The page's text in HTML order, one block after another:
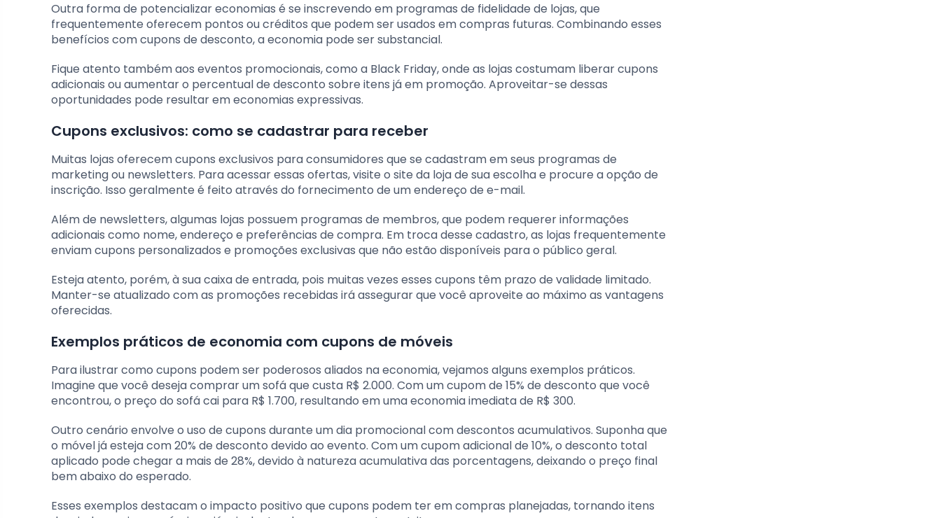
Outra forma de potencializar economias é se inscrevendo em programas de fidelidade de lojas, que
frequentemente oferecem pontos ou créditos que podem ser usados em compras futuras. Combinando esses
benefícios com cupons de desconto, a economia pode ser substancial.
Fique atento também aos eventos promocionais, como a Black Friday, onde as lojas costumam liberar cupons
adicionais ou aumentar o percentual de desconto sobre itens já em promoção. Aproveitar-se dessas
oportunidades pode resultar em economias expressivas.
Cupons exclusivos: como se cadastrar para receber
Muitas lojas oferecem cupons exclusivos para consumidores que se cadastram em seus programas de
marketing ou newsletters. Para acessar essas ofertas, visite o site da loja de sua escolha e procure a opção de
inscrição. Isso geralmente é feito através do fornecimento de um endereço de e-mail.
Além de newsletters, algumas lojas possuem programas de membros, que podem requerer informações
adicionais como nome, endereço e preferências de compra. Em troca desse cadastro, as lojas frequentemente
enviam cupons personalizados e promoções exclusivas que não estão disponíveis para o público geral.
Esteja atento, porém, à sua caixa de entrada, pois muitas vezes esses cupons têm prazo de validade limitado.
Manter-se atualizado com as promoções recebidas irá assegurar que você aproveite ao máximo as vantagens
oferecidas.
Exemplos práticos de economia com cupons de móveis
Para ilustrar como cupons podem ser poderosos aliados na economia, vejamos alguns exemplos práticos.
Imagine que você deseja comprar um sofá que custa R$ 2.000. Com um cupom de 15% de desconto que você
encontrou, o preço do sofá cai para R$ 1.700, resultando em uma economia imediata de R$ 300.
Outro cenário envolve o uso de cupons durante um dia promocional com descontos acumulativos. Suponha que
o móvel já esteja com 20% de desconto devido ao evento. Com um cupom adicional de 10%, o desconto total
aplicado pode chegar a mais de 28%, devido à natureza acumulativa das porcentagens, deixando o preço final
bem abaixo do esperado.
Esses exemplos destacam o impacto positivo que cupons podem ter em compras planejadas, tornando itens